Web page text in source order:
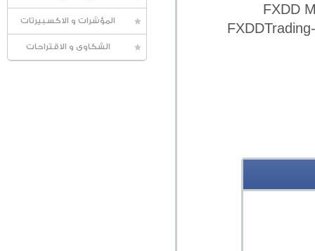
المؤشرات و الاكسبيرتات
الشكاوى و الاقتراحات